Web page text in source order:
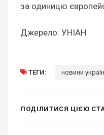
за одиницю
Джерело: УНІАН
ТЕГИ: новини
ПОДІЛИТИСЯ ЦІЄЮ